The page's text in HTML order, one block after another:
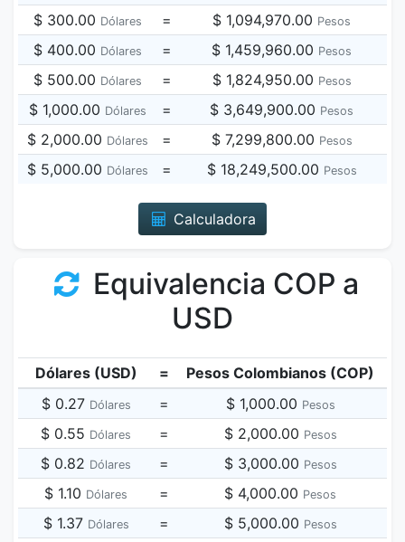
$ 300.00 Dólares = $ 1,094,970.00 Pesos
$ 400.00 Dólares = $ 1,459,960.00 Pesos
$ 500.00 Dólares = $ 1,824,950.00 Pesos
$ 1,000.00 Dólares = $ 3,649,900.00 Pesos
$ 2,000.00 Dólares = $ 7,299,800.00 Pesos
$ 5,000.00 Dólares = $ 18,249,500.00 Pesos
Calculadora
Equivalencia COP a
USD
Dólares (USD) =
Pesos Colombianos (COP)
$ 0.27 Dólares = $ 1,000.00 Pesos
$ 0.55 Dólares = $ 2,000.00 Pesos
$ 0.82 Dólares = $ 3,000.00 Pesos
$ 1.10 Dólares = $ 4,000.00 Pesos
$ 1.37 Dólares = $ 5,000.00 Pesos